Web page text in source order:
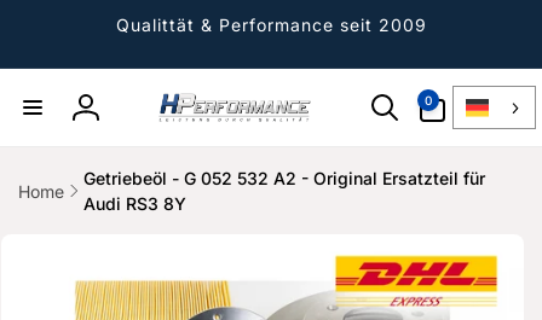
Qualittät & Performance seit 2009
Einloggen
0
Artikel
Home
Getriebeöl - G 052 532 A2 - Original Ersatzteil für
Audi RS3 8Y